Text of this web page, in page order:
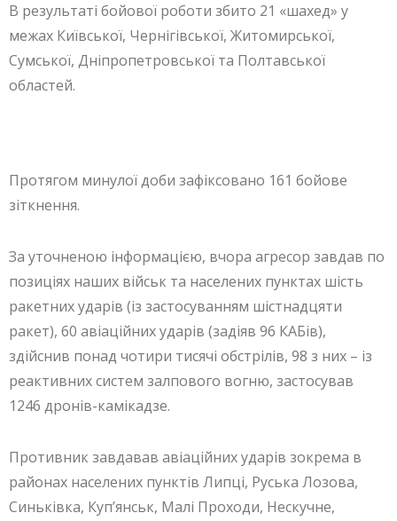
В результаті бойової роботи збито 21 «шахед» у
межах Київської, Чернігівської, Житомирської,
Сумської, Дніпропетровської та Полтавської
областей.
Протягом минулої доби зафіксовано 161 бойове
зіткнення.
За уточненою інформацією, вчора агресор завдав по
позиціях наших військ та населених пунктах шість
ракетних ударів (із застосуванням шістнадцяти
ракет), 60 авіаційних ударів (задіяв 96 КАБів),
здійснив понад чотири тисячі обстрілів, 98 з них – із
реактивних систем залпового вогню, застосував
1246 дронів-камікадзе.
Противник завдавав авіаційних ударів зокрема в
районах населених пунктів Липці, Руська Лозова,
Синьківка, Куп’янськ, Малі Проходи, Нескучне,